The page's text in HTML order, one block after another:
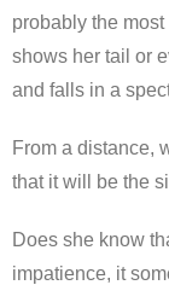
probably the
shows her tail or
and falls in a
From a distance,
that it will be the
Does she know
impatience, it